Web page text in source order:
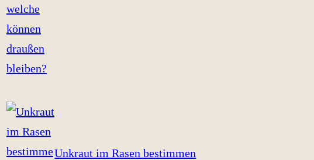
Unkraut im Rasen bestimmen